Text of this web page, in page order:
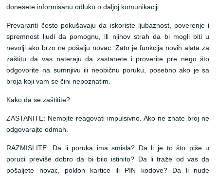
donesete informisanu odluku o daljoj komunikaciji.
Prevaranti često pokušavaju da iskoriste ljubaznost, poverenje i
spremnost ljudi da pomognu, ili njihov strah da bi mogli biti u
nevolji ako brzo ne pošalju novac. Zato je funkcija novih alata za
zaštitu da vas nateraju da zastanete i proverite pre nego što
odgovorite na sumnjivu ili neobičnu poruku, posebno ako je sa
broja koji vam se čini nepoznatim.
Kako da se zaštitite?
ZASTANITE: Nemojte reagovati impulsivno. Ako ne znate broj ne
odgovarajte odmah.
RAZMISLITE: Da li poruka ima smisla? Da li je to što piše u
poruci previše dobro da bi bilo istinito? Da li traže od vas da
pošaljete novac, poklon kartice ili PIN kodove? Da li nude